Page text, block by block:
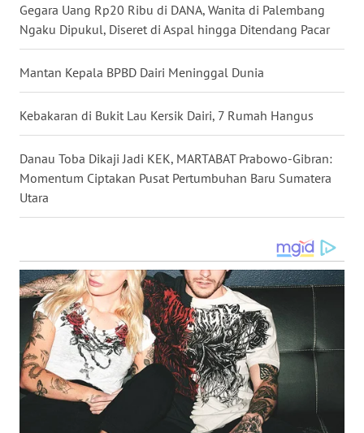
Gegara Uang Rp20 Ribu di DANA, Wanita di Palembang
Ngaku Dipukul, Diseret di Aspal hingga Ditendang Pacar
Mantan Kepala BPBD Dairi Meninggal Dunia
Kebakaran di Bukit Lau Kersik Dairi, 7 Rumah Hangus
Danau Toba Dikaji Jadi KEK, MARTABAT Prabowo-Gibran:
Momentum Ciptakan Pusat Pertumbuhan Baru Sumatera
Utara
WN
DAIRI
WN
DANAU
TOBA
WN
NIAS
WN
WN
TAPANULI
SELATAN
WN
TANJUNG
LESUNG